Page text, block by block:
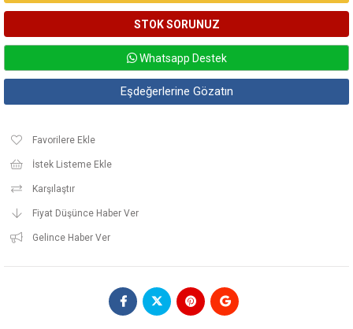
Whatsapp Destek
Eşdeğerlerine Gözatın
Favorilere Ekle
İstek Listeme Ekle
Karşılaştır
Fiyat Düşünce Haber Ver
Gelince Haber Ver